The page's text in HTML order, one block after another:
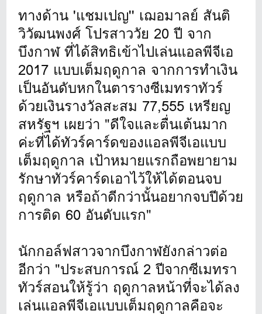
ทางด้าน 'แชมเปญ'' เฌอมาลย์ สันติ
วิวัฒนพงศ์ โปรสาววัย 20 ปี จาก
บึงกาฬ ที่ได้สิทธิเข้าไปเล่นแอลพีจีเอ
2017 แบบเต็มฤดูกาล จากการทำเงิน
เป็นอันดับหกในตารางซีเมทราทัวร์
ด้วยเงินรางวัลสะสม 77,555 เหรียญ
สหรัฐฯ เผยว่า "ดีใจและตื่นเต้นมาก
ค่ะที่ได้ทัวร์คาร์ดของแอลพีจีเอแบบ
เต็มฤดูกาล เป้าหมายแรกถือพยายาม
รักษาทัวร์คาร์ดเอาไว้ให้ได้ตอนจบ
ฤดูกาล หรือถ้าดีกว่านั้นอยากจบปีด้วย
การติด 60 อันดับแรก"
นักกอล์ฟสาวจากบึงกาฬยังกล่าวต่อ
อีกว่า "ประสบการณ์ 2 ปีจากซีเมทรา
ทัวร์สอนให้รู้ว่า ฤดูกาลหน้าที่จะได้ลง
เล่นแอลพีจีเอแบบเต็มฤดูกาลคือจะ